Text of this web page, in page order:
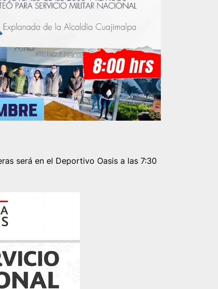
será en el Deportivo Oasis a las 7:30